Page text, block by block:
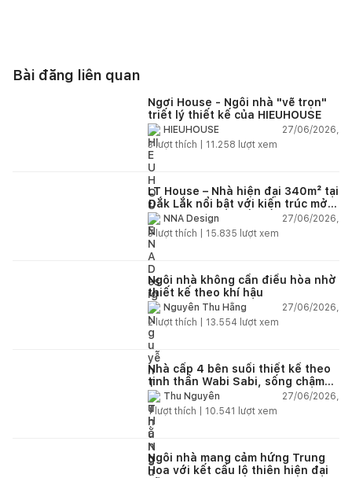
Bài đăng liên quan
Ngơi House - Ngôi nhà "vẽ trọn"
triết lý thiết kế của HIEUHOUSE
HIEUHOUSE
27/06/2026,
3lượt thích | 11.258 lượt xem
LT House – Nhà hiện đại 340m² tại
Đắk Lắk nổi bật với kiến trúc mở
và hệ sân vườn kết nối thiên
nhiên
NNA Design
27/06/2026,
3lượt thích | 15.835 lượt xem
Ngôi nhà không cần điều hòa nhờ
thiết kế theo khí hậu
Nguyễn Thu Hằng
27/06/2026,
2lượt thích | 13.554 lượt xem
Nhà cấp 4 bên suối thiết kế theo
tinh thần Wabi Sabi, sống chậm
giữa thiên nhiên
Thu Nguyễn
27/06/2026,
1lượt thích | 10.541 lượt xem
Ngôi nhà mang cảm hứng Trung
Hoa với kết cấu lộ thiên hiện đại